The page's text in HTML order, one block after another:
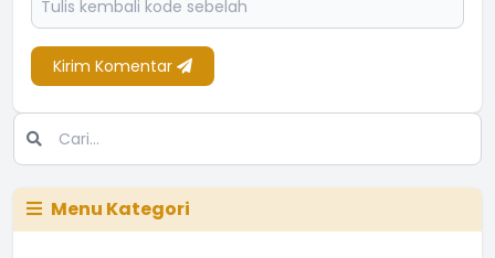
Kirim Komentar
Menu Kategori